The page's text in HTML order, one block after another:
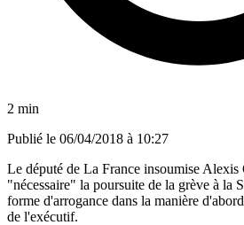
2 min
Publié le 06/04/2018 à 10:27
Le député de La France insoumise Alexis
"nécessaire" la poursuite de la grève à la
forme d'arrogance dans la manière
de l'exécutif.